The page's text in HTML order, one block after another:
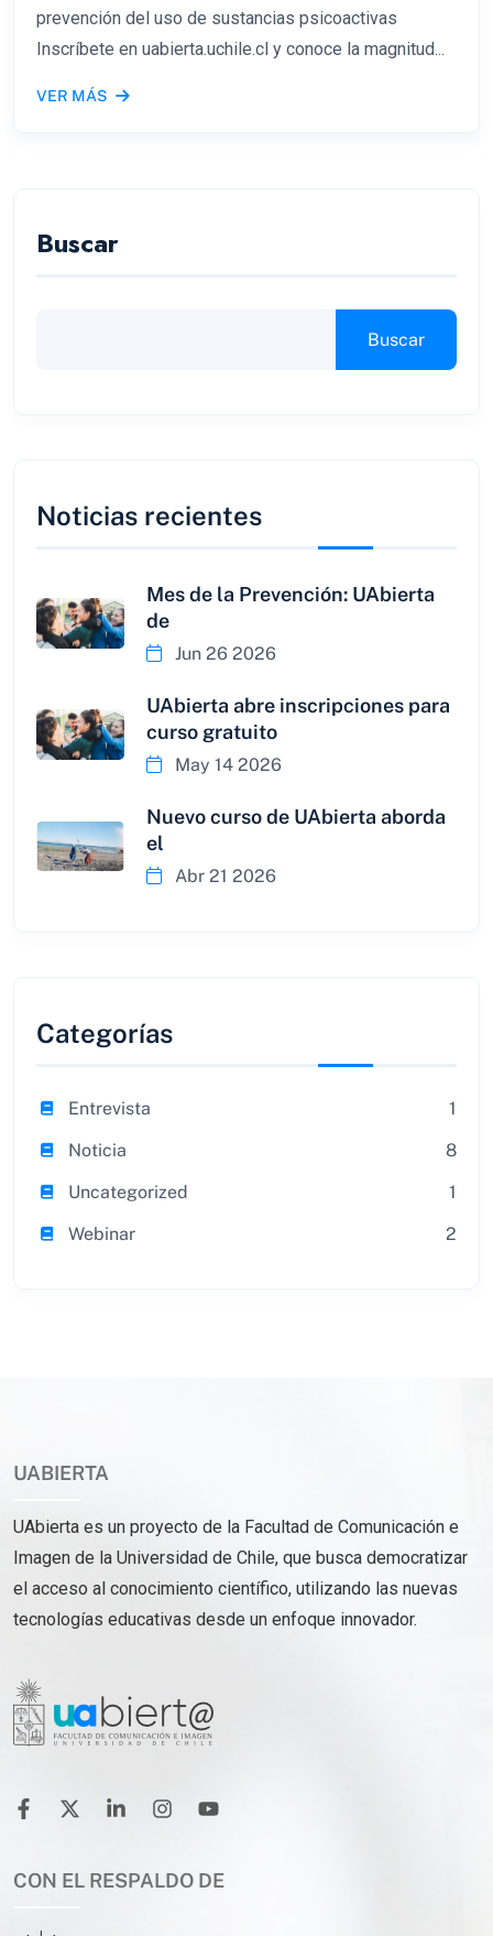
prevención del uso de sustancias psicoactivas
Inscríbete en uabierta.uchile.cl y conoce la magnitud...
VER MÁS
Buscar
Buscar
Noticias recientes
Mes de la Prevención: UAbierta
de
Jun 26 2026
UAbierta abre inscripciones para
curso gratuito
May 14 2026
Nuevo curso de UAbierta aborda
el
Abr 21 2026
Categorías
Entrevista
1
Noticia
8
Uncategorized
1
Webinar
2
UABIERTA
UAbierta es un proyecto de la Facultad de Comunicación e
Imagen de la Universidad de Chile, que busca democratizar
el acceso al conocimiento científico, utilizando las nuevas
tecnologías educativas desde un enfoque innovador.
CON EL RESPALDO DE